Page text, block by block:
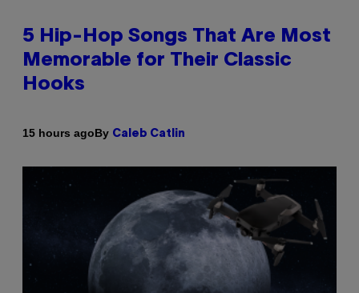
5 Hip-Hop Songs That Are Most
Memorable for Their Classic
Hooks
15 hours agoBy Caleb Catlin